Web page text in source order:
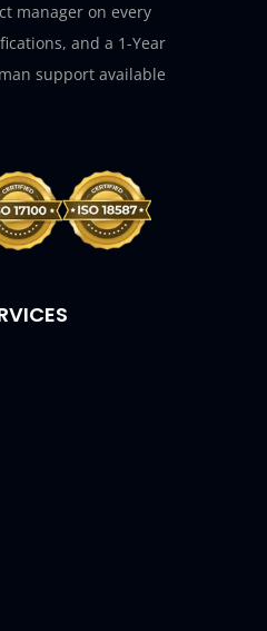
manager on every
and a 1-Year
support available